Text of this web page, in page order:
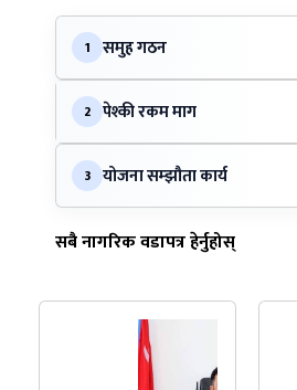
1 समुह गठन
2 पेश्की रकम माग
3 योजना सम्झौता कार्य
सबै नागरिक वडापत्र हेर्नुहोस्